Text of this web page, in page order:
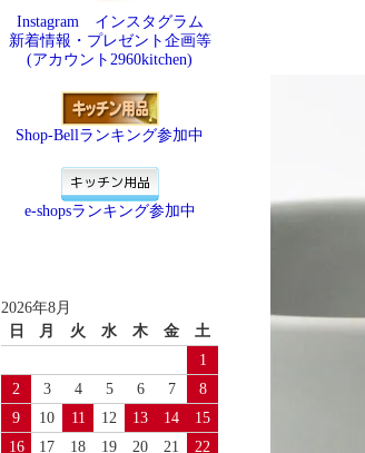
Instagram インスタグラム
新着情報・プレゼント企画等
(アカウント2960kitchen)
Shop-Bellランキング参加中
e-shopsランキング参加中
2026年8月
日
月 火 水 木 金
土
1
2
3 4 5 6 7
8
9
10 11 12 13 14
15
16
17 18 19 20 21 22